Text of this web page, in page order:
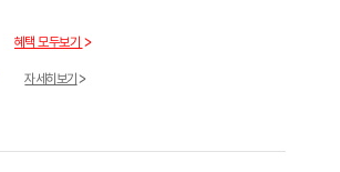
혜택 모두보기
자세히보기